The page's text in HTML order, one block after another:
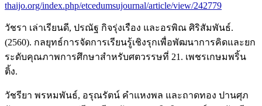
thaijo.org/index.php/etcedumsujournal/article/view/242779
วัชรา เล่าเรียนดี, ปรณัฐ กิจรุ่งเรือง และอรพิณ ศิริสัมพันธ์.
(2560). กลยุทธ์การจัดการเรียนรู้เชิงรุกเพื่อพัฒนาการคิดและยก
ระดับคุณภาพการศึกษาสำหรับศตวรรษที่ 21. เพชรเกษมพริ้น
ติ้ง.
วัชรียา พรหมพันธ์, อรุณรัตน์ คำแหงพล และถาดทอง ปานศุภ